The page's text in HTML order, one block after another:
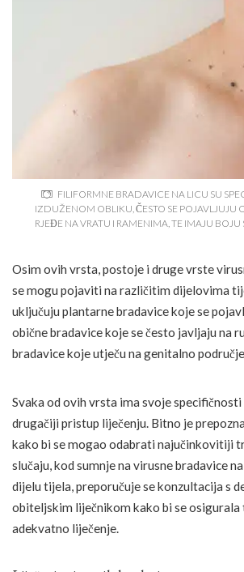
FILIFORMNE BRADAVICE NA LICU SU
IZDUŽENOM OBLIKU, ČESTO SE POJAVLJUJU
RJEĐE NA VRATU I RAMENIMA, TE IMAJU BOJU
Osim ovih vrsta, postoje i druge vrste
se mogu pojaviti na različitim dijelovima
uključuju plantarne bradavice koje se
obične bradavice koje se često javljaju na
bradavice koje utječu na genitalno područje.
Svaka od ovih vrsta ima svoje
drugačiji pristup liječenju. Bitno je
kako bi se mogao odabrati najučinkovitiji
slučaju, kod sumnje na virusne bradavice
dijelu tijela, preporučuje se konzultacija s
obiteljskim liječnikom kako bi se osigurala
adekvatno liječenje.